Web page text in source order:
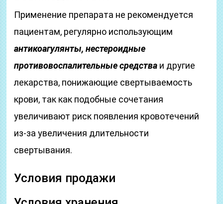
Применение препарата не рекомендуется
пациентам, регулярно использующим
антикоагулянты, нестероидные
противовоспалительные средства и другие
лекарства, понижающие свертываемость
крови, так как подобные сочетания
увеличивают риск появления кровотечений
из-за увеличения длительности
свертывания.
Условия продажи